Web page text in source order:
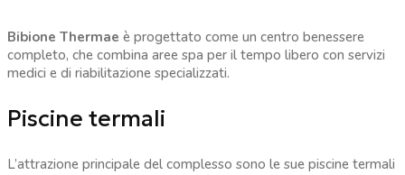
Bibione Thermae è progettato come un centro benessere
completo, che combina aree spa per il tempo libero con servizi
medici e di riabilitazione specializzati.
Piscine termali
L’attrazione principale del complesso sono le sue piscine termali